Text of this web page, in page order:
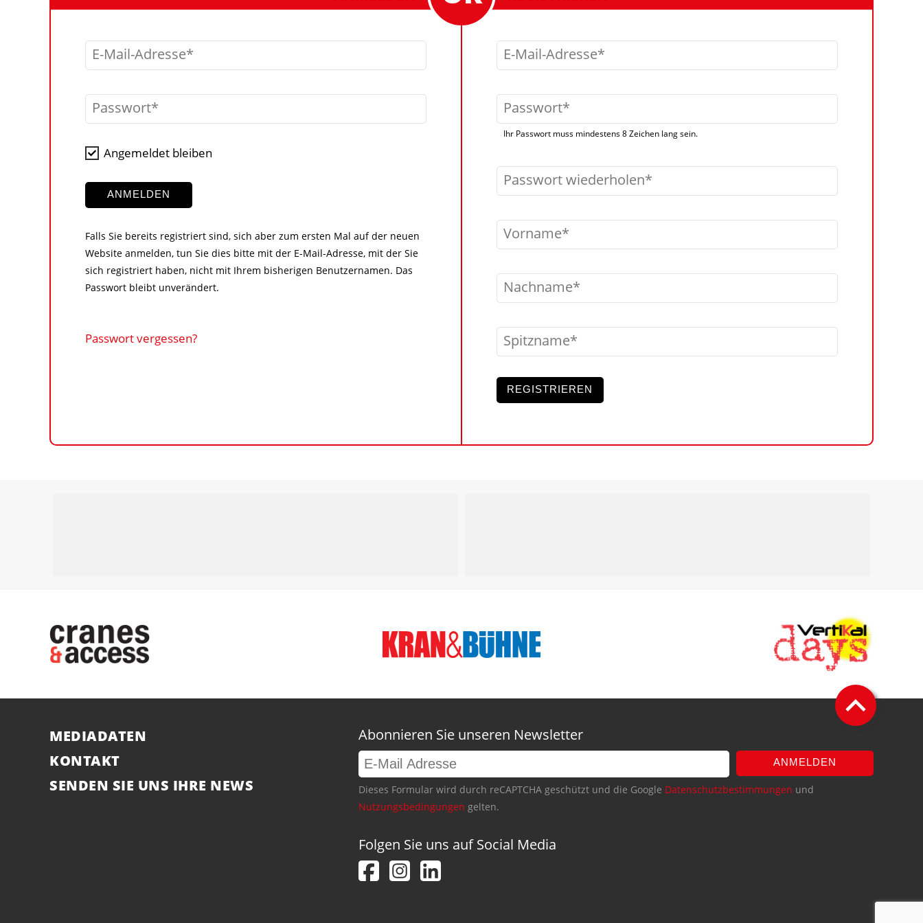
E-Mail-Adresse
Passwort
Angemeldet bleiben
ANMELDEN
Falls Sie bereits registriert sind, sich aber zum ersten Mal auf der neuen
Website anmelden, tun Sie dies bitte mit der E-Mail-Adresse, mit der Sie
sich registriert haben, nicht mit Ihrem bisherigen Benutzernamen. Das
Passwort bleibt unverändert.
Passwort vergessen?
E-Mail-Adresse
Passwort
Ihr Passwort muss mindestens 8 Zeichen lang sein.
Passwort wiederholen
Vorname
Nachname
Spitzname
REGISTRIEREN
MEDIADATEN
KONTAKT
SENDEN SIE UNS IHRE NEWS
Abonnieren Sie unseren Newsletter
ANMELDEN
Dieses Formular wird durch reCAPTCHA geschützt und die Google Datenschutzbestimmungen und
Nutzungsbedingungen gelten.
Folgen Sie uns auf Social Media